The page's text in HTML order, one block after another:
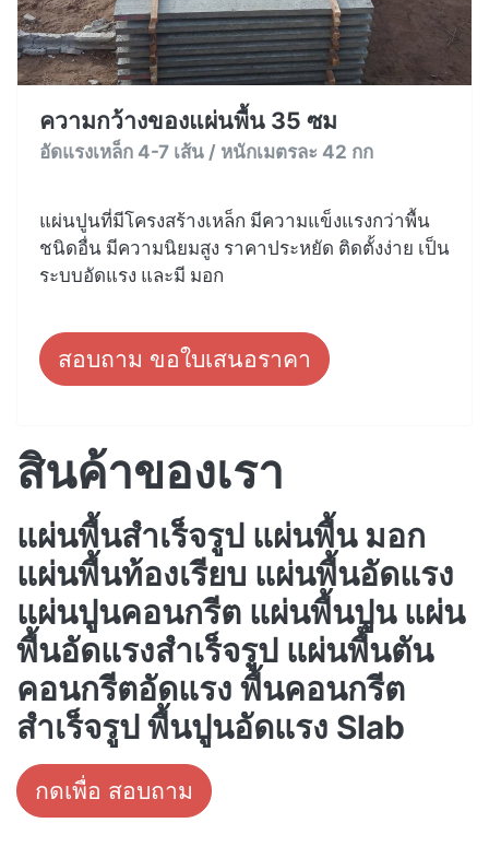
ความกว้างของแผ่นพื้น 35 ซม
อัดแรงเหล็ก 4-7 เส้น / หนักเมตรละ 42 กก
แผ่นปูนที่มีโครงสร้างเหล็ก มีความแข็งแรงกว่าพื้น
ชนิดอื่น มีความนิยมสูง ราคาประหยัด ติดตั้งง่าย เป็น
ระบบอัดแรง และมี มอก
สอบถาม ขอใบเสนอราคา
สินค้าของเรา
แผ่นพื้นสำเร็จรูป แผ่นพื้น มอก
แผ่นพื้นท้องเรียบ แผ่นพื้นอัดแรง
แผ่นปูนคอนกรีต แผ่นพื้นปูน แผ่น
พื้นอัดแรงสำเร็จรูป แผ่นพื้นตัน
คอนกรีตอัดแรง พื้นคอนกรีต
สำเร็จรูป พื้นปูนอัดแรง Slab
กดเพื่อ สอบถาม